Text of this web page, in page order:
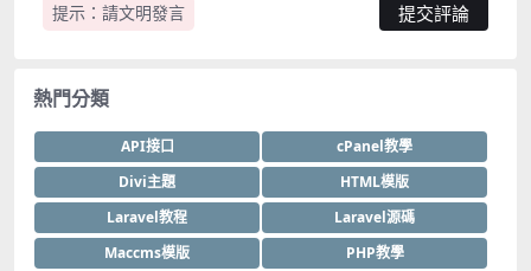
提示：請文明發言
熱門分類
API接口
cPanel教學
Divi主題
HTML模版
Laravel教程
Laravel源碼
Maccms模版
PHP教學